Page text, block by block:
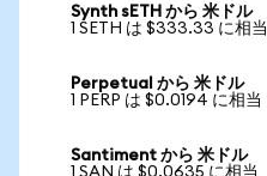
Synth sETH から 米ドル
1 SETH は $333.33 に相当
Perpetual から 米ドル
1 PERP は $0.0194 に相当
Santiment から 米ドル
1 SAN は $0.0635 に相当